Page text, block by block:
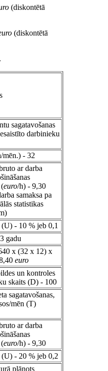
(diskontētā
(diskontētā
sagatavošanas
darbinieku
mēn.) - 32
ar darba
euro/h) - 9,30
samaksa pa
statistikas
- 10 % jeb 0,1
gadu
x (32 x 12) x
euro
un kontroles
skaits (D) - 100
sagatavošanas,
mēn (T)
ar darba
euro/h) - 9,30
- 20 % jeb 0,2
plānots